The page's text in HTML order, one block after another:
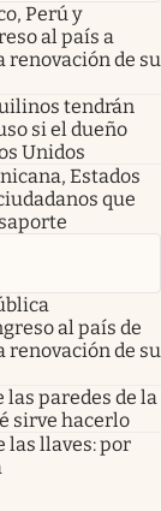
Perú y
al país a
renovación de su
tendrán
si el dueño
Unidos
Estados
que
al país de
renovación de su
paredes de la
sirve hacerlo
las llaves: por
pestañapestaña
en nueva pestaña